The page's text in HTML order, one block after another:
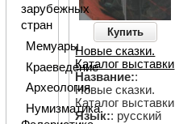
Купить
Новые сказки.
Каталог выставки
Название::
Новые сказки.
Каталог выставки
Язык:: русский
зарубежных
стран
Мемуары
Краеведение
Археология
Нумизматика.